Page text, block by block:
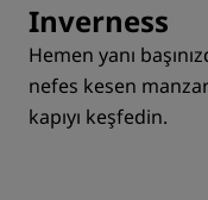
Inverness
Hemen yanı
nefes kesen
kapıyı keşfedin.